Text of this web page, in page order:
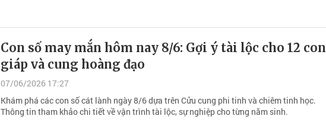
Con số may mắn hôm nay 8/6: Gợi ý tài lộc cho 12 con
giáp và cung hoàng đạo
07/06/2026 17:27
Khám phá các con số cát lành ngày 8/6 dựa trên Cửu cung phi tinh và chiêm tinh học.
Thông tin tham khảo chi tiết về vận trình tài lộc, sự nghiệp cho từng năm sinh.